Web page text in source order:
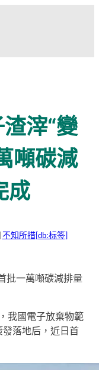
滓“變
噸碳減
成
不知所措[db:标签]
批一萬噸碳減排量
我國電子放棄物範
落地后，近日首